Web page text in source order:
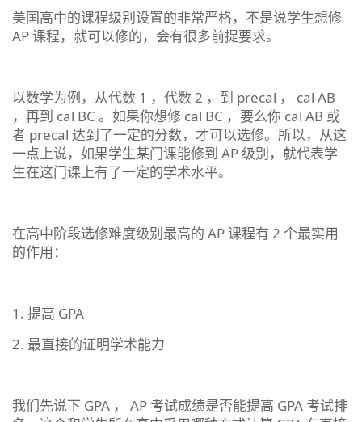
美国高中的课程级别设置的非常严格，不是说学生想修
AP 课程，就可以修的，会有很多前提要求。
以数学为例，从代数 1 ，代数 2 ，到 precal ， cal AB
，再到 cal BC 。如果你想修 cal BC ，要么你 cal AB 或
者 precal 达到了一定的分数，才可以选修。所以，从这
一点上说，如果学生某门课能修到 AP 级别，就代表学
生在这门课上有了一定的学术水平。
在高中阶段选修难度级别最高的 AP 课程有 2 个最实用
的作用：
1. 提高 GPA
2. 最直接的证明学术能力
我们先说下 GPA ， AP 考试成绩是否能提高 GPA 考试排